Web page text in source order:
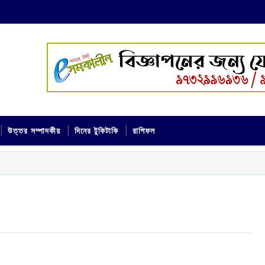
উত্তর সম্পাদকীয় দিনের টুকিটাকি রাশিফল